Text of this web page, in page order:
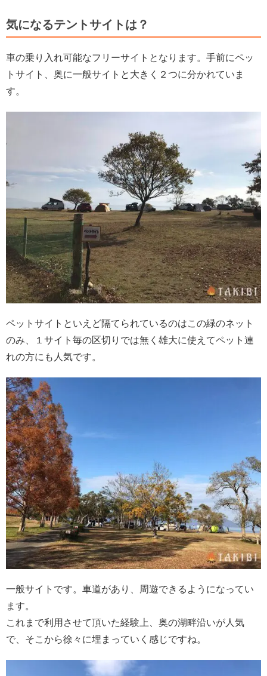
気になるテントサイトは？
車の乗り入れ可能なフリーサイトとなります。手前にペッ
トサイト、奥に一般サイトと大きく２つに分かれていま
す。
ペットサイトといえど隔てられているのはこの緑のネット
のみ、１サイト毎の区切りでは無く雄大に使えてペット連
れの方にも人気です。
一般サイトです。車道があり、周遊できるようになってい
ます。
これまで利用させて頂いた経験上、奥の湖畔沿いが人気
で、そこから徐々に埋まっていく感じですね。